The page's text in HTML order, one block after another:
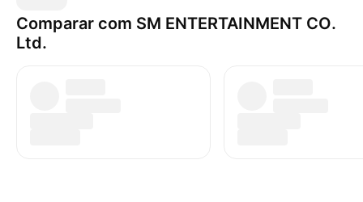
Comparar com SM ENTERTAINMENT CO.
Ltd.